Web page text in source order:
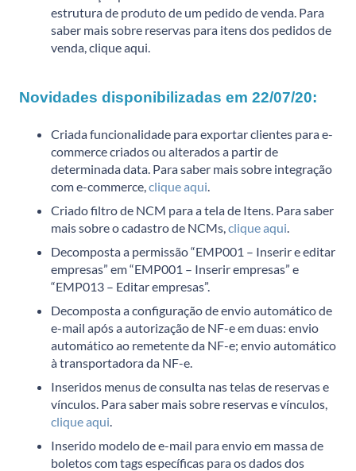
estrutura de produto de um pedido de venda. Para
saber mais sobre reservas para itens dos pedidos de
venda, clique aqui
Novidades disponibilizadas em 22/07/20:
Criada funcionalidade para exportar clientes para e-
commerce criados ou alterados a partir de
determinada data. Para saber mais sobre integração
com e-commerce, clique aqui
Criado filtro de NCM para a tela de Itens. Para saber
mais sobre o cadastro de NCMs, clique aqui
Decomposta a permissão “EMP001 – Inserir e editar
empresas” em “EMP001 – Inserir empresas” e
“EMP013 – Editar empresas”.
Decomposta a configuração de envio automático de
e-mail após a autorização de NF-e em duas: envio
automático ao remetente da NF-e; envio automático
à transportadora da NF-e.
Inseridos menus de consulta nas telas de reservas e
vínculos. Para saber mais sobre reservas e vínculos,
clique aqui
Inserido modelo de e-mail para envio em massa de
boletos com tags específicas para os dados dos